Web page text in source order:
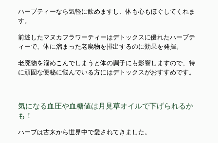
ハーブティーなら気軽に飲めますし、体も心もほぐしてくれま
す。
前述したマヌカフラワーティーはデトックスに優れたハーブテ
ィーで、体に溜まった老廃物を排出するのに効果を発揮。
老廃物を溜めこんでしまうと体の調子にも影響しますので、特
に頑固な便秘に悩んでいる方にはデトックスがおすすめです。
気になる血圧や血糖値は月見草オイルで下げられるか
も！
ハーブは古来から世界中で愛されてきました。